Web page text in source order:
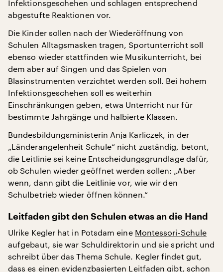
Infektionsgeschehen und schlagen entsprechend
abgestufte Reaktionen vor.
Die Kinder sollen nach der Wiederöffnung von
Schulen Alltagsmasken tragen, Sportunterricht soll
ebenso wieder stattfinden wie Musikunterricht, bei
dem aber auf Singen und das Spielen von
Blasinstrumenten verzichtet werden soll. Bei hohem
Infektionsgeschehen soll es weiterhin
Einschränkungen geben, etwa Unterricht nur für
bestimmte Jahrgänge und halbierte Klassen.
Bundesbildungsministerin Anja Karliczek, in der
„Länderangelenheit Schule“ nicht zuständig, betont,
die Leitlinie sei keine Entscheidungsgrundlage dafür,
ob Schulen wieder geöffnet werden sollen: „Aber
wenn, dann gibt die Leitlinie vor, wie wir den
Schulbetrieb wieder öffnen können.“
Leitfaden gibt den Schulen etwas an die Hand
Ulrike Kegler hat in Potsdam eine Montessori-Schule
aufgebaut, sie war Schuldirektorin und sie spricht und
schreibt über das Thema Schule. Kegler findet gut,
dass es einen evidenzbasierten Leitfaden gibt, schon